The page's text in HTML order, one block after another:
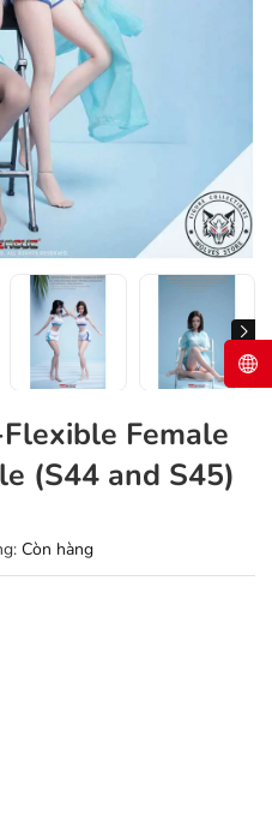
Female
(S44 and S45)
Còn hàng